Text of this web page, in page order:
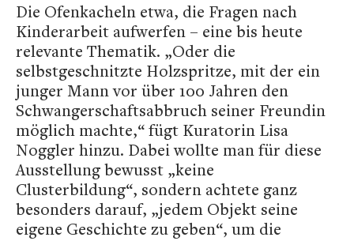
Die Ofenkacheln etwa, die Fragen nach
Kinderarbeit aufwerfen – eine bis heute
relevante Thematik. „Oder die
selbstgeschnitzte Holzspritze, mit der ein
junger Mann vor über 100 Jahren den
Schwangerschaftsabbruch seiner Freundin
möglich machte,“ fügt Kuratorin Lisa
Noggler hinzu. Dabei wollte man für diese
Ausstellung bewusst „keine
Clusterbildung“, sondern achtete ganz
besonders darauf, „jedem Objekt seine
eigene Geschichte zu geben“, um die